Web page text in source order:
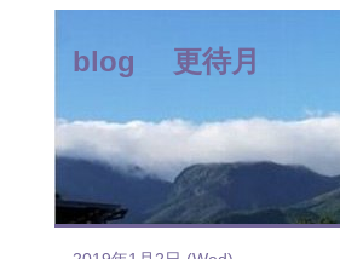
blog 更待月